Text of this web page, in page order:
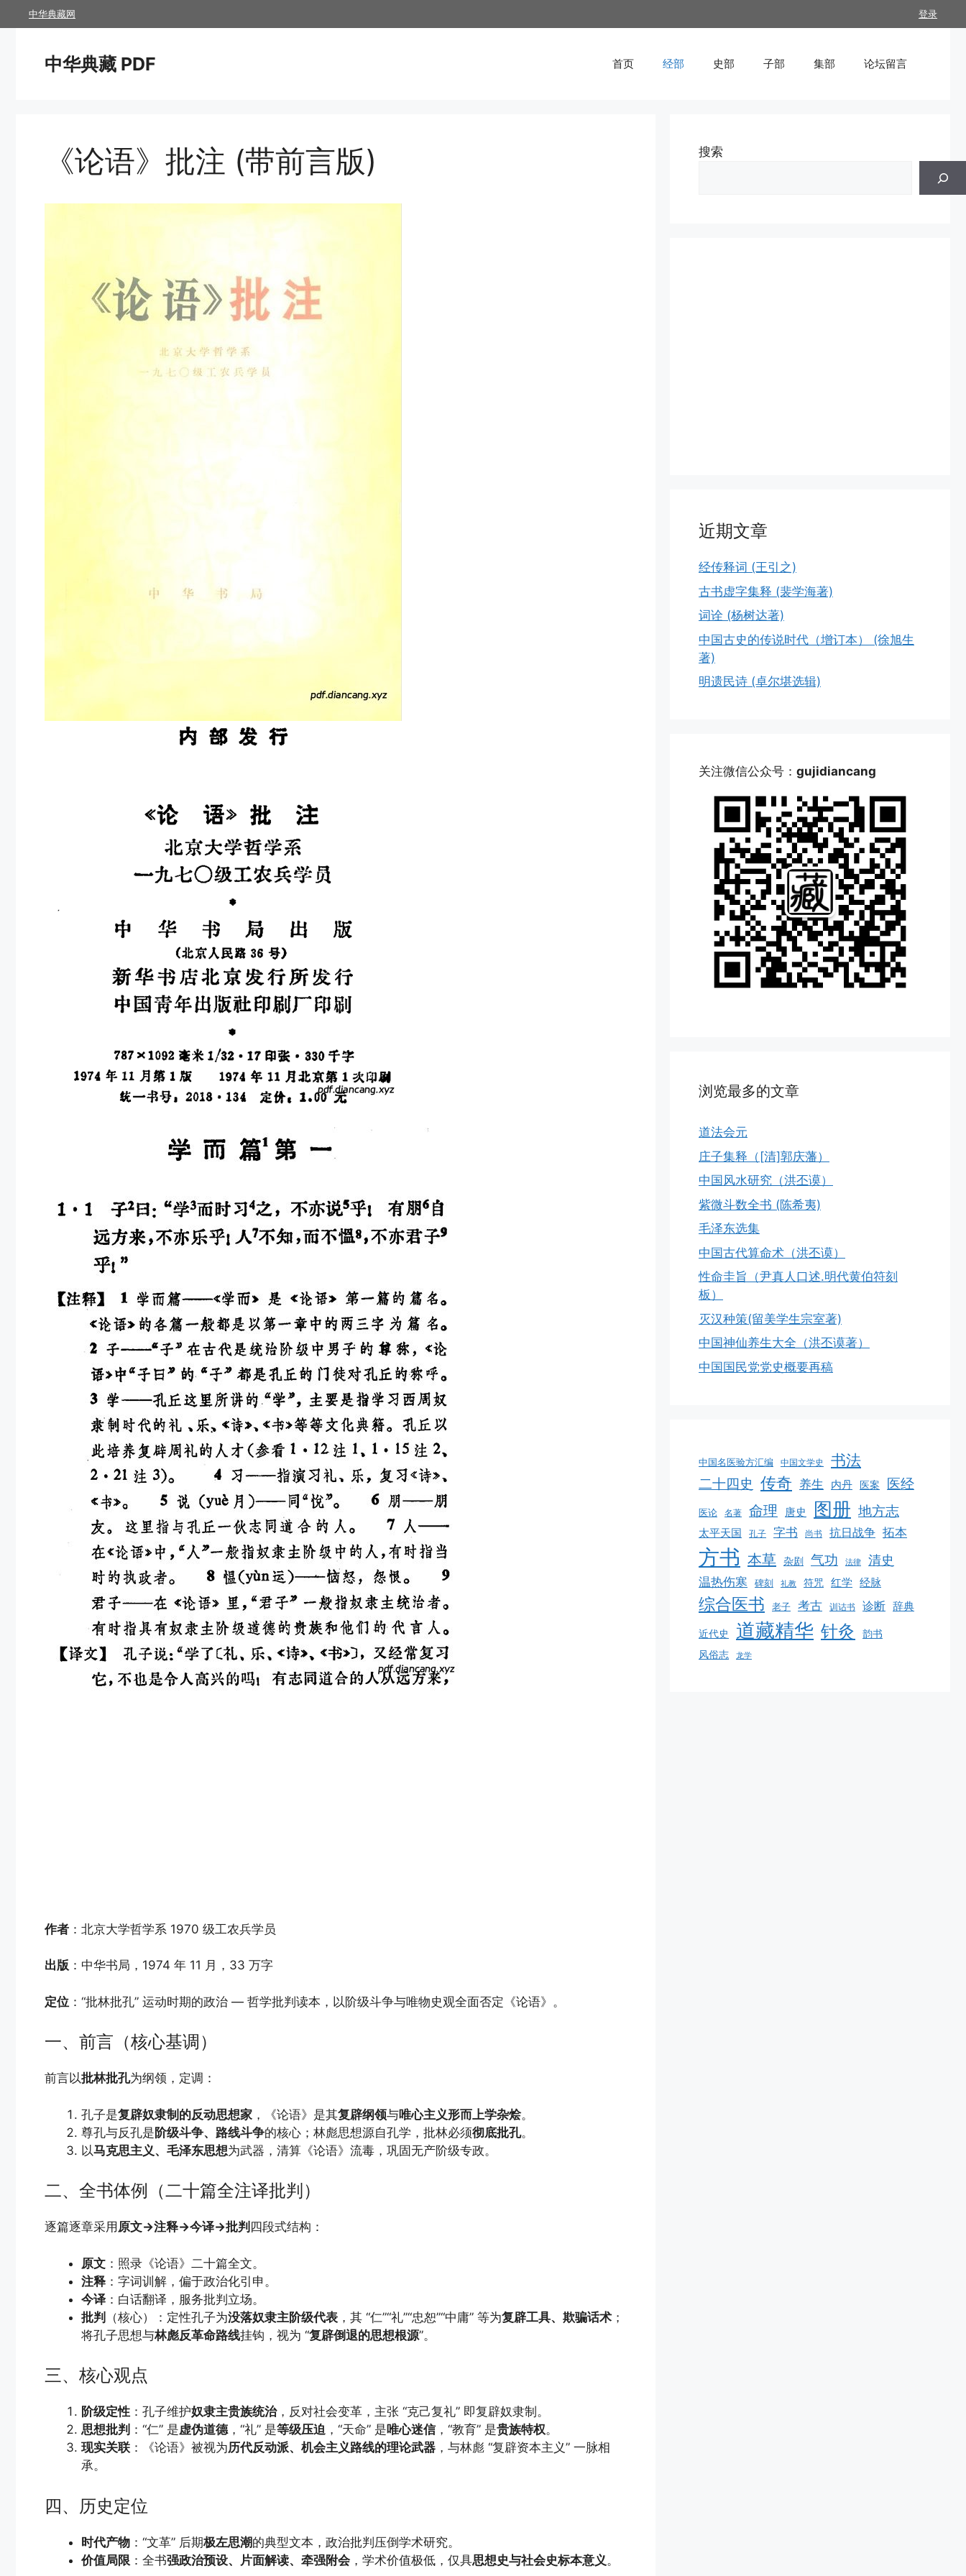
至
登录
中华典藏网
中华典藏 PDF 首页 经部 史部 子部 集部 论坛留言
《论语》批注 (带前言版)
作者 ：北京大学哲学系 1970 级工农兵学员
出版 ：中华书局，1974 年 11 月，33 万字
定位 ：“批林批孔” 运动时期的政治 — 哲学批判读本，以阶级斗争与唯物史观全面否定《论语》。
一、前言（核心基调）
前言以批林批孔为纲领，定调：
孔子是复辟奴隶制的反动思想家 ，《论语》是其复辟纲领与唯心主义形而上学杂烩。
尊孔与反孔是阶级斗争、路线斗争的核心；林彪思想源自孔学，批林必须彻底批孔。
以马克思主义、毛泽东思想为武器，清算《论语》流毒，巩固无产阶级专政。
二、全书体例（二十篇全注译批判）
逐篇逐章采用 原文→注释→今译→批判 四段式结构：
原文 ：照录《论语》二十篇全文。
注释 ：字词训解，偏于政治化引申。
今译 ：白话翻译，服务批判立场。
批判
（核心）：定性孔子为没落奴隶主阶级代表 ，其 “仁”“礼”“忠恕”“中庸” 等为复辟工具、欺骗话术 ；
将孔子思想与林彪反革命路线挂钩，视为 “复辟倒退的思想根源”。
三、核心观点
阶级定性 ：孔子维护奴隶主贵族统治，反对社会变革，主张 “克己复礼” 即复辟奴隶制。
思想批判 ：“仁” 是虚伪道德，“礼” 是等级压迫 ，“天命” 是唯心迷信，“教育” 是贵族特权。
现实关联 ：《论语》被视为历代反动派、机会主义路线的理论武器 ，与林彪 “复辟资本主义” 一脉相
承。
四、历史定位
时代产物 ：“文革” 后期极左思潮的典型文本，政治批判压倒学术研究。
价值局限 ：全书强政治预设、片面解读、牵强附会 ，学术价值极低，仅具思想史与社会史标本意义 。
搜索
近期文章
经传释词 (王引之)
古书虚字集释 (裴学海著)
词诠 (杨树达著)
中国古史的传说时代（增订本） (徐旭生
著)
明遗民诗 (卓尔堪选辑)
关注微信公众号： gujidiancang
浏览最多的文章
道法会元
庄子集释（[清]郭庆藩）
中国风水研究（洪丕谟）
紫微斗数全书 (陈希夷)
毛泽东选集
中国古代算命术（洪丕谟）
性命圭旨（尹真人口述.明代黄伯符刻
板）
灭汉种策(留美学生宗室著)
中国神仙养生大全（洪丕谟著）
中国国民党党史概要再稿
中国名医验方汇编 中国文学史 书法
二十四史 传奇 养生 内丹 医案 医经
医论 名著 命理 唐史 图册 地方志
太平天国 孔子 字书 尚书 抗日战争 拓本
方书 本草 杂剧 气功 法律 清史
温热伤寒 碑刻 礼教 符咒 红学 经脉
综合医书 老子 考古 训诂书 诊断 辞典
近代史 道藏精华 针灸 韵书
风俗志 龙学